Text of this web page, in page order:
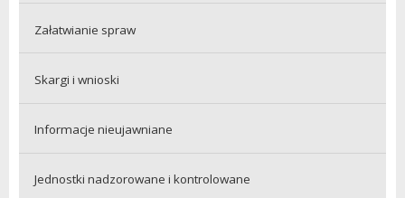
Załatwianie spraw
Skargi i wnioski
Informacje nieujawniane
Jednostki nadzorowane i kontrolowane